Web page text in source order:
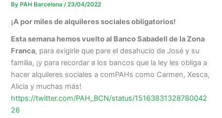
By PAH Barcelona/23/04/2022
¡A por miles de alquileres sociales obligatorios!
Esta semana hemos vuelto al Banco Sabadell de la Zona
Franca, para exigirle que pare el desahucio de José y su
familia, ¡y para recordar a los bancos que la ley les obliga a
hacer alquileres sociales a comPAHs como Carmen, Xesca,
Alicia y muchas más!
https://twitter.com/PAH_BCN/status/15163831328780042
26